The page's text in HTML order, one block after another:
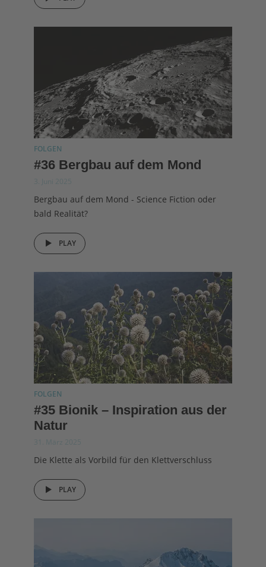
FOLGEN
#36 Bergbau auf dem Mond
3. Juni 2025
Bergbau auf dem Mond - Science Fiction oder
bald Realität?
PLAY
FOLGEN
#35 Bionik – Inspiration aus der
Natur
31. März 2025
Die Klette als Vorbild für den Klettverschluss
PLAY